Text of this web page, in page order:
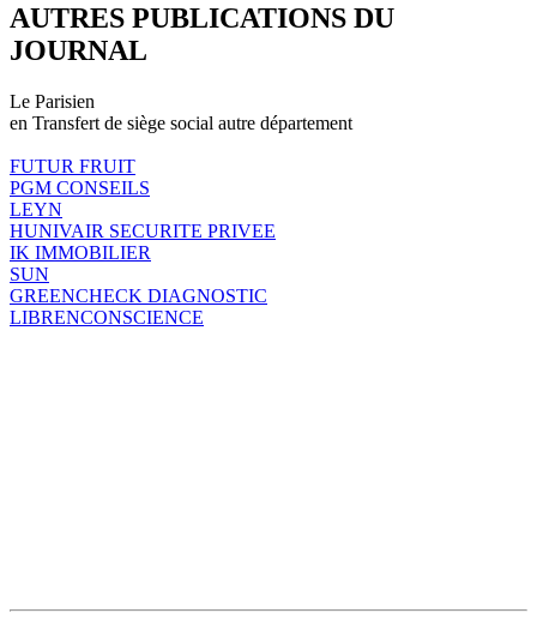
AUTRES PUBLICATIONS DU
JOURNAL
Le Parisien
en Transfert de siège social autre département
FUTUR FRUIT
PGM CONSEILS
LEYN
HUNIVAIR SECURITE PRIVEE
IK IMMOBILIER
SUN
GREENCHECK DIAGNOSTIC
LIBRENCONSCIENCE